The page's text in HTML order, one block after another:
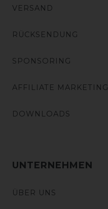
VERSAND
RÜCKSENDUNG
SPONSORING
AFFILIATE MARKETING
DOWNLOADS
UNTERNEHMEN
ÜBER UNS